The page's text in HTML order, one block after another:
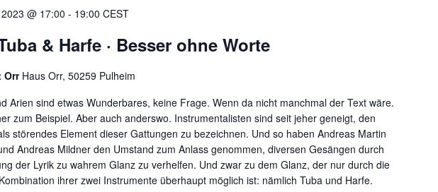
@ 17:00 - 19:00 CEST
& Harfe · Besser ohne Worte
OrrHaus Orr, 50259 Pulheim
Arien sind etwas Wunderbares, keine Frage. Wenn da nicht manchmal der Text wäre.
zum Beispiel. Aber auch anderswo. Instrumentalisten sind seit jeher geneigt, den
störendes Element dieser Gattungen zu bezeichnen. Und so haben Andreas Martin
Andreas Mildner den Umstand zum Anlass genommen, diversen Gesängen durch
der Lyrik zu wahrem Glanz zu verhelfen. Und zwar zu dem Glanz, der nur durch die
ihrer zwei Instrumente überhaupt möglich ist: nämlich Tuba und Harfe.